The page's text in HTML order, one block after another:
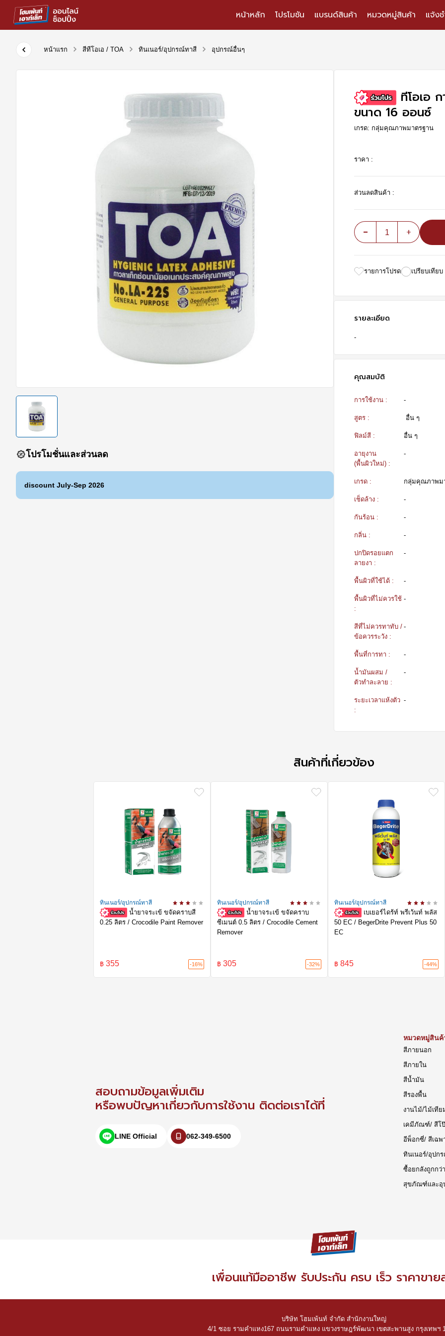
หน้าหลัก โปรโมชัน แบรนด์สินค้า หมวดหมู่สินค้า แจ้งช
หน้าแรก สีทีโอเอ / TOA ทินเนอร์/อุปกรณ์ทาสี อุปกรณ์อื่นๆ
โปรโมชั่นและส่วนลด
discount July-Sep 2026
ทีโอเอ
ขนาด 16 ออนซ์
เกรด: กลุ่มคุณภาพมาตรฐาน
ราคา :
ส่วนลดสินค้า :
1
รายการโปรด เปรียบเทียบ
รายละเอียด
-
คุณสมบัติ
การใช้งาน : -
สูตร : อื่น ๆ
ฟิลม์สี : อื่น ๆ
อายุงาน
(พื้นผิวใหม่) :
-
เกรด : กลุ่มคุณภาพม
เช็ดล้าง : -
กันร้อน : -
กลิ่น : -
ปกปิดรอยแตก
ลายงา :
-
พื้นผิวที่ใช้ได้ : -
พื้นผิวที่ไม่ควรใช้
:
-
สีที่ไม่ควรทาทับ /
ข้อควรระวัง :
-
พื้นที่การทา : -
น้ำมันผสม /
ตัวทำละลาย :
-
ระยะเวลาแห้งตัว
:
-
สินค้าที่เกี่ยวข้อง
ทินเนอร์/อุปกรณ์ทาสี
น้ำยาจระเข้ ขจัดคราบสี
0.25 ลิตร / Crocodile Paint Remover
฿ 355 -16%
ทินเนอร์/อุปกรณ์ทาสี
น้ำยาจระเข้ ขจัดคราบ
ซีเมนต์ 0.5 ลิตร / Crocodile Cement
Remover
฿ 305 -32%
ทินเนอร์/อุปกรณ์ทาสี
เบเยอร์ไดร้ท์ พรีเว้นท์ พลัส
50 EC / BegerDrite Prevent Plus 50
EC
฿ 845 -44%
สอบถามข้อมูลเพิ่มเติม
หรือพบปัญหาเกี่ยวกับการใช้งาน ติดต่อเราได้ที่
LINE Official 062-349-6500
หมวดหมู่สินค้
สีภายนอก
สีภายใน
สีน้ำมัน
สีรองพื้น
งานไม้/ไม้เทีย
เคมีภัณฑ์/ สีโ
อีพ็อกซี่/ สีเฉพ
ทินเนอร์/อุปก
ซื้อยกลังถูกกว่า
สุขภัณฑ์และอุ
เพื่อนแท้มืออาชีพ รับประกัน ครบ เร็ว ราคาขาย
บริษัท โฮมเพ้นท์ จำกัด สำนักงานใหญ่
4/1 ซอย รามคำแหง167 ถนนรามคำแหง แขวงราษฎร์พัฒนา เขตสะพานสูง กรุงเทพฯ